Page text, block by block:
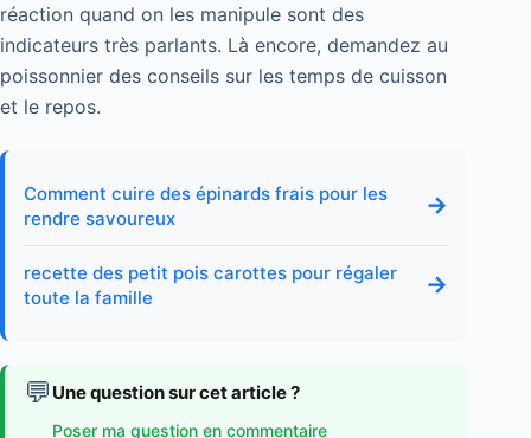
réaction quand on les manipule sont des
indicateurs très parlants. Là encore, demandez au
poissonnier des conseils sur les temps de cuisson
et le repos.
Comment cuire des épinards frais pour les
rendre savoureux
→
recette des petit pois carottes pour régaler
toute la famille
→
💬 Une question sur cet article ?
Poser ma question en commentaire